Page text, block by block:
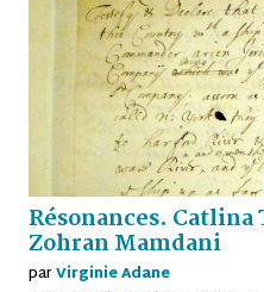
Résonances.
Zohran Mamdani
parVirginie Adane